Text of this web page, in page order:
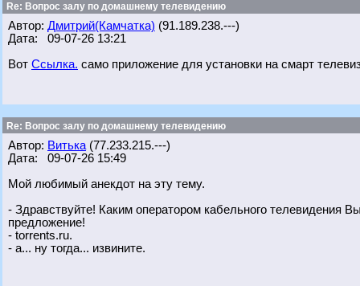
Re: Вопрос залу по домашнему телевидению
Автор: Дмитрий(Камчатка) (91.189.238.---)
Дата: 09-07-26 13:21
Вот Ссылка. само приложение для установки на смарт
Re: Вопрос залу по домашнему телевидению
Автор: Витька (77.233.215.---)
Дата: 09-07-26 15:49
Мой любимый анекдот на эту тему.
- Здравствуйте! Каким оператором кабельного телевидения
предложение!
- torrents.ru.
- а... ну тогда... извините.